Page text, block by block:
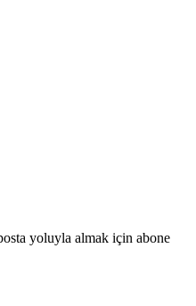
yoluyla almak için abone